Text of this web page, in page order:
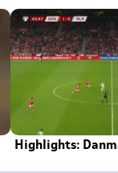
Highlights: